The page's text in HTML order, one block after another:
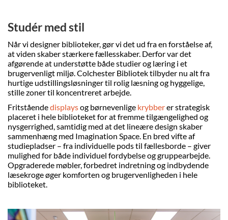
Studér med stil
Når vi designer biblioteker, gør vi det ud fra en forståelse af,
at viden skaber stærkere fællesskaber. Derfor var det
afgørende at understøtte både studier og læring i et
brugervenligt miljø. Colchester Bibliotek tilbyder nu alt fra
hurtige udstillingsløsninger til rolig læsning og hyggelige,
stille zoner til koncentreret arbejde.
Fritståendedisplaysog børnevenlige krybberer strategisk
placeret i hele biblioteket for at fremme tilgængelighed og
nysgerrighed, samtidig med at det lineære design skaber
sammenhæng med Imagination Space. En bred vifte af
studiepladser – fra individuelle pods til fællesborde – giver
mulighed for både individuel fordybelse og gruppearbejde.
Opgraderede møbler, forbedret indretning og indbydende
læsekroge øger komforten og brugervenligheden i hele
biblioteket.